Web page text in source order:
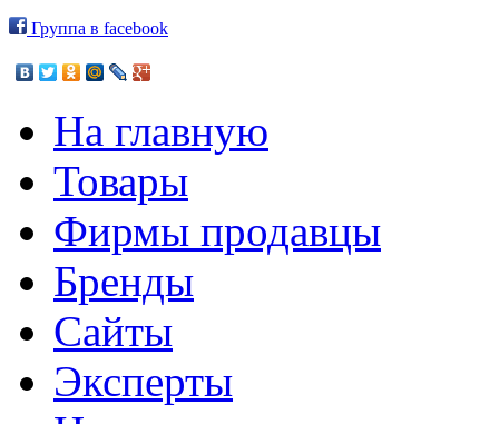
Группа в facebook
На главную
Товары
Фирмы продавцы
Бренды
Сайты
Эксперты